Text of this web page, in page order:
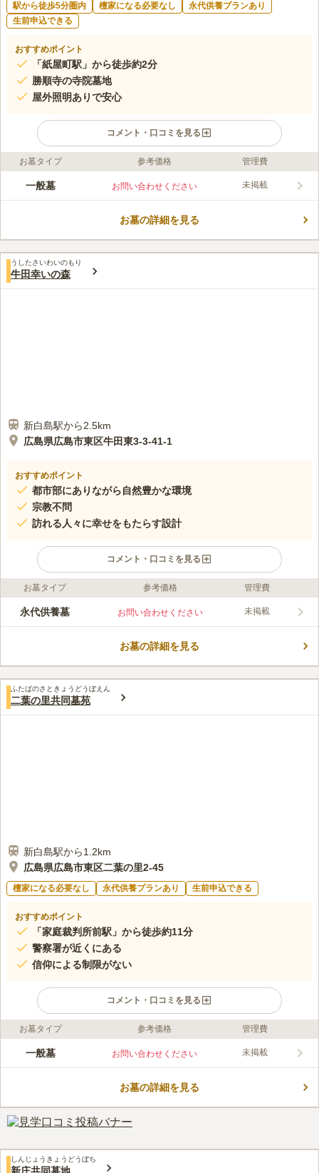
駅から徒歩5分圏内 檀家になる必要なし
永代供養プランあり
生前申込できる
おすすめポイント
「紙屋町駅」から徒歩約2分
勝順寺の寺院墓地
屋外照明ありで安心
コメント・口コミを見る
ライフドット編集部のコメント
公共交通機関の利用が便利な寺院墓地です。 山陽自動車道「五
商業施設等があり、観光やお買い物に便利な好立地にあります。
口コミ評価
この霊園はまだ誰からも評価されていません。
お墓タイプ 参考価格 管理費
一般墓 お問い合わせください 未掲載
お墓の詳細を見る
うしたさいわいのもり
牛田幸いの森
新白島駅から2.5km
広島県広島市東区牛田東3-3-41-1
おすすめポイント
都市部にありながら自然豊かな環境
宗教不問
訪れる人々に幸せをもたらす設計
コメント・口コミを見る
口コミ評価
この霊園はまだ誰からも評価されていません。
お墓タイプ 参考価格 管理費
永代供養墓 お問い合わせください 未掲載
お墓の詳細を見る
ふたばのさときょうどうぼえん
二葉の里共同墓苑
新白島駅から1.2km
広島県広島市東区二葉の里2-45
檀家になる必要なし 永代供養プランあり 生前申込できる
おすすめポイント
「家庭裁判所前駅」から徒歩約11分
警察署が近くにある
信仰による制限がない
コメント・口コミを見る
ライフドット編集部のコメント
ひな壇状にお墓が並ぶ陽当たりの良い墓苑です。 駐車場があ
アクセスでき、飲食店やデパートなどが建ち並んでいます。 お
ができる便利な好立地です。
口コミ評価
お墓タイプ 参考価格 管理費
一般墓 お問い合わせください 未掲載
お墓の詳細を見る
しんじょうきょうどうぼち